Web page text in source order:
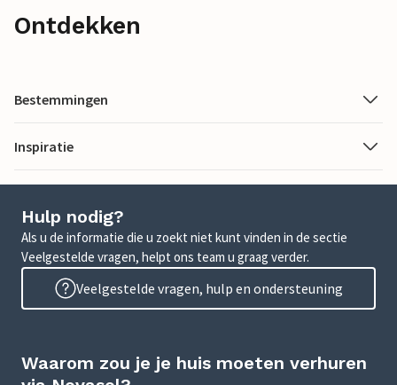
Ontdekken
Bestemmingen
Inspiratie
Hulp nodig?
Als u de informatie die u zoekt niet kunt vinden in de sectie
Veelgestelde vragen, helpt ons team u graag verder.
Veelgestelde vragen, hulp en ondersteuning
Waarom zou je je huis moeten verhuren